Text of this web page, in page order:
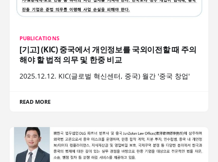
PUBLICATIONS
[기고] (KIC) 중국에서 개인정보를 국외이전할 때 주의
해야 할 법적 의무 및 한중 비교
2025.12.12. KIC(글로벌 혁신센터, 중국) 월간 '중국 창업'
READ MORE